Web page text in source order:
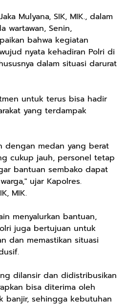
Mulyana, SIK, MIK., dalam
wartawan, Senin,
bahwa kegiatan
nyata kehadiran Polri di
dalam situasi darurat
untuk terus bisa hadir
yang terdampak
dengan medan yang berat
cukup jauh, personel tetap
bantuan sembako dapat
ujar Kapolres.
MIK.
menyalurkan bantuan,
juga bertujuan untuk
dan memastikan situasi
dilansir dan didistribusikan
bisa diterima oleh
banjir, sehingga kebutuhan